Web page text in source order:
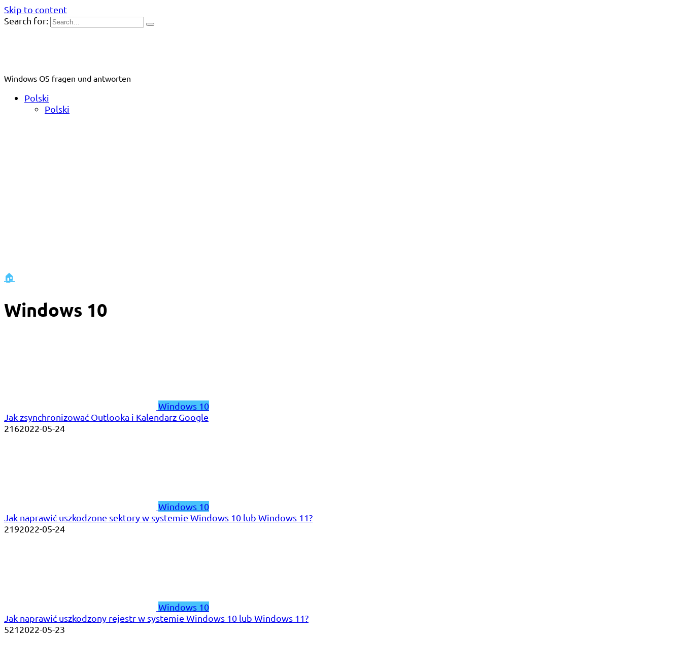
Skip to content
Search for:
Windows OS fragen und antworten
Polski
Polski
🏠
Windows 10
Windows 10
Jak zsynchronizować Outlooka i Kalendarz Google
2162022-05-24
Windows 10
Jak naprawić uszkodzone sektory w systemie Windows 10 lub Windows 11?
2192022-05-24
Windows 10
Jak naprawić uszkodzony rejestr w systemie Windows 10 lub Windows 11?
5212022-05-23